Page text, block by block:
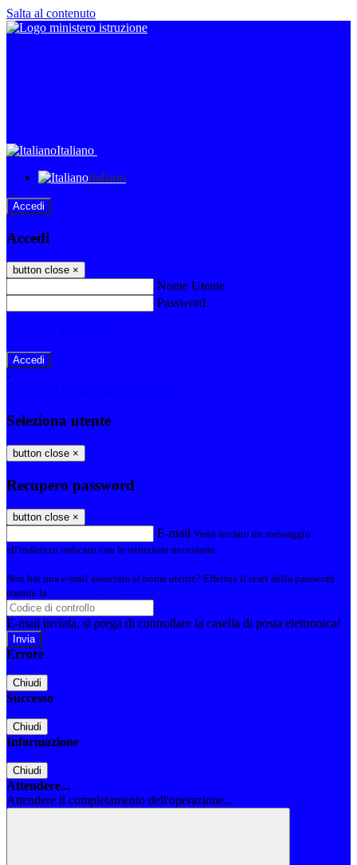
Salta al contenuto
Italiano
Italiano
Accedi
Accedi
button close ×
Nome Utente
Password
-
Seleziona utente
button close ×
Recupero password
button close ×
E-mail Verrà inviato un messaggio
all'indirizzo indicato con le istruzioni necessarie.
Non hai una e-mail associata al nome utente? Effettua il reset della password
tramite la
E-mail inviata, si prega di controllare la casella di posta elettronica!
Errore
Chiudi
Successo
Chiudi
Informazione
Chiudi
Attendere...
Attendere il completamento dell'operazione...